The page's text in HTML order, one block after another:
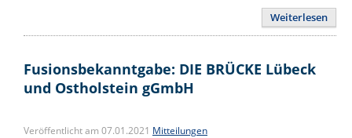
Weiterlesen
Fusionsbekanntgabe: DIE BRÜCKE Lübeck
und Ostholstein gGmbH
Veröffentlicht am 07.01.2021 Mitteilungen